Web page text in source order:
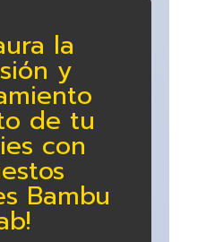
la
y
de tu
con
Bambu